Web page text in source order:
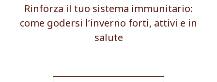
Rinforza il tuo sistema immunitario:
come godersi l’inverno forti, attivi e in
salute